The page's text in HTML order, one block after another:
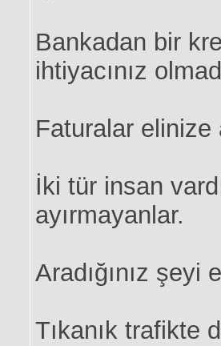
Bankadan bir
ihtiyacınız
Faturalar elinize
İki tür insan
ayırmayanlar.
Aradığınız şeyi
Tıkanık trafikte